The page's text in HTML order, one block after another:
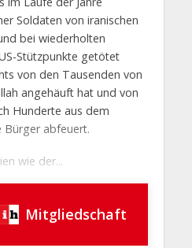
Soldaten von iranischen
bei wiederholten
Stützpunkte getötet
von den Tausenden von
angehäuft hat und von
Hunderte aus dem
Bürger abfeuert.
wie der...
Mitgliedschaft